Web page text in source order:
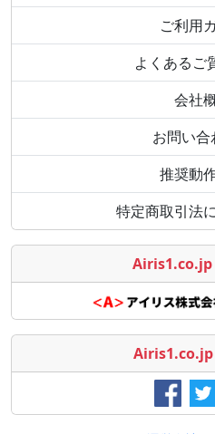
ご利用
よくあるご
会社
お問い
推奨動
特定商取引法
Airis1.co.jp
Airis1.co.jp